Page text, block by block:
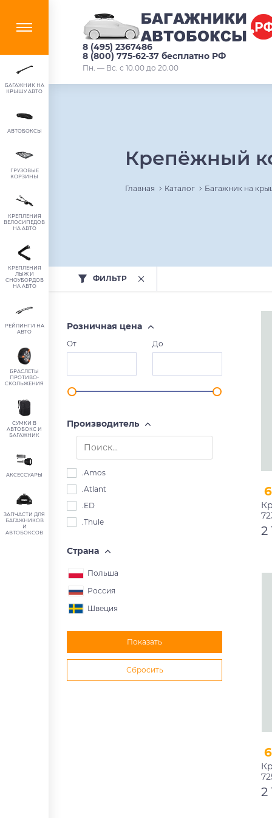
8 (495) 2367486
8 (800) 775-62-37 бесплатно РФ
Пн. — Вс. с 10.00 до 20.00
БАГАЖНИК НА
КРЫШУ АВТО
АВТОБОКСЫ
ГРУЗОВЫЕ
КОРЗИНЫ
КРЕПЛЕНИЯ
ВЕЛОСИПЕДОВ
НА АВТО
КРЕПЛЕНИЯ
ЛЫЖ И
СНОУБОРДОВ
НА АВТО
РЕЙЛИНГИ НА
АВТО
БРАСЛЕТЫ
ПРОТИВО-
СКОЛЬЖЕНИЯ
СУМКИ В
АВТОБОКС И
БАГАЖНИК
АКСЕССУАРЫ
ЗАПЧАСТИ ДЛЯ
БАГАЖНИКОВ
И
АВТОБОКСОВ
Крепёжный
Главная Каталог Багажник на
ФИЛЬТР
Розничная цена
От До
Производитель
.Amos
.Atlant
.ED
.Thule
Страна
Польша
Россия
Швеция
2
2